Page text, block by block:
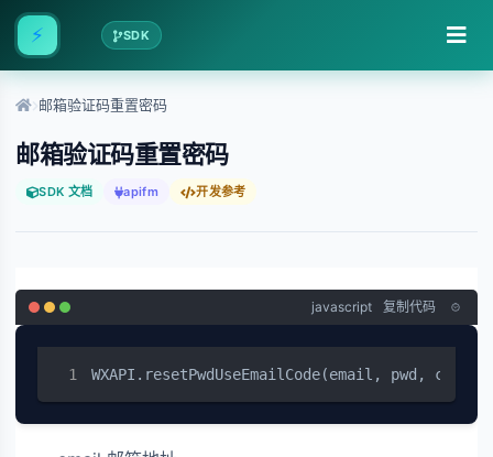
⚡ SDK
邮箱验证码重置密码
邮箱验证码重置密码
SDK 文档 apifm 开发参考
javascript 复制代码
WXAPI.resetPwdUseEmailCode(email, pwd, code)